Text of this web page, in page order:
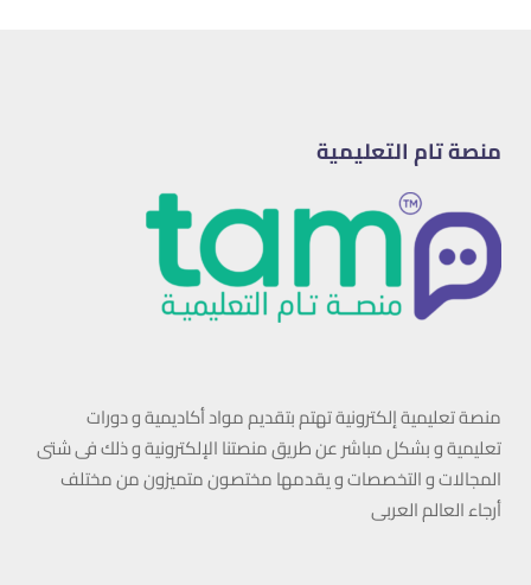
منصة تام التعليمية
منصة تعليمية إلكترونية تهتم بتقديم مواد أكاديمية و دورات
تعليمية و بشكل مباشر عن طريق منصتنا الإلكترونية و ذلك فى شتى
المجالات و التخصصات و يقدمها مختصون متميزون من مختلف
أرجاء العالم العربى